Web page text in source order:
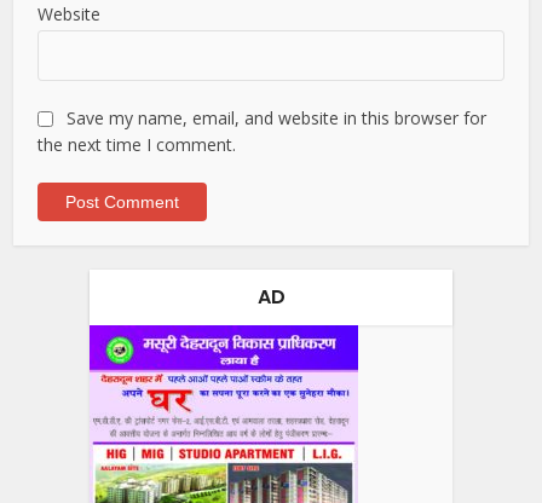
Website
Save my name, email, and website in this browser for
the next time I comment.
AD